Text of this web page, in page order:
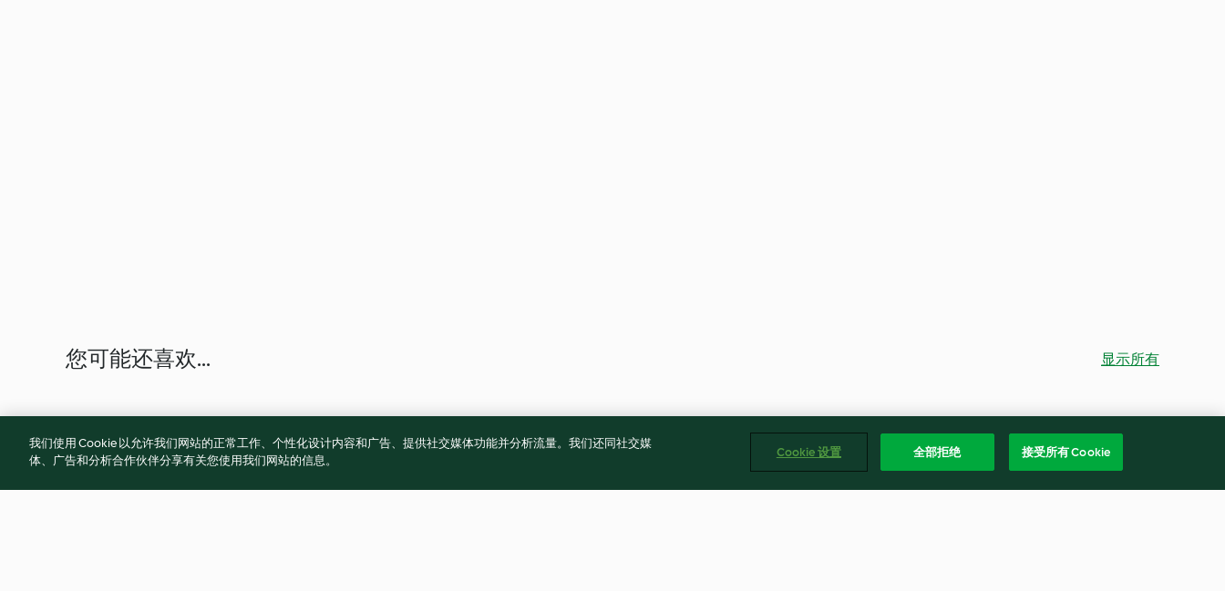
您可能还喜欢... 显示所有
我们使用 Cookie 以允许我们网站的正常工作、个性化设计内容和广告、提供社交媒体功能并分析流量。我们还同社交媒
体、广告和分析合作伙伴分享有关您使用我们网站的信息。
Cookie 设置 全部拒绝 接受所有 Cookie